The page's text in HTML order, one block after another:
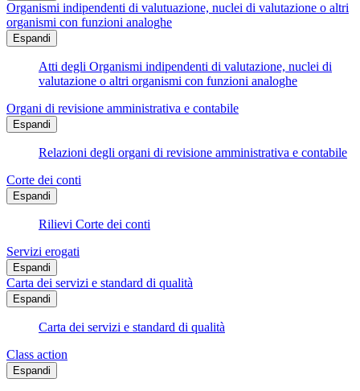
Organismi indipendenti di valutuazione, nuclei di valutazione o altri
organismi con funzioni analoghe
Espandi
Atti degli Organismi indipendenti di valutazione, nuclei di
valutazione o altri organismi con funzioni analoghe
Organi di revisione amministrativa e contabile
Espandi
Relazioni degli organi di revisione amministrativa e contabile
Corte dei conti
Espandi
Rilievi Corte dei conti
Servizi erogati
Espandi
Carta dei servizi e standard di qualità
Espandi
Carta dei servizi e standard di qualità
Class action
Espandi